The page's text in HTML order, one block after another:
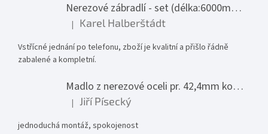
Nerezové zábradlí - set (délka:6000mm x výška:1000mm)
Hodnocení produktu je 5 z 5 hvězdiček.
| Karel Halberštádt
Vstřícné jednání po telefonu, zboží je kvalitní a přišlo řádně
zabalené a kompletní.
Madlo z nerezové oceli pr. 42,4mm komplet - model 0116 - 3000mm
Hodnocení produktu je 5 z 5 hvězdiček.
| Jiří Písecký
jednoduchá montáž, spokojenost